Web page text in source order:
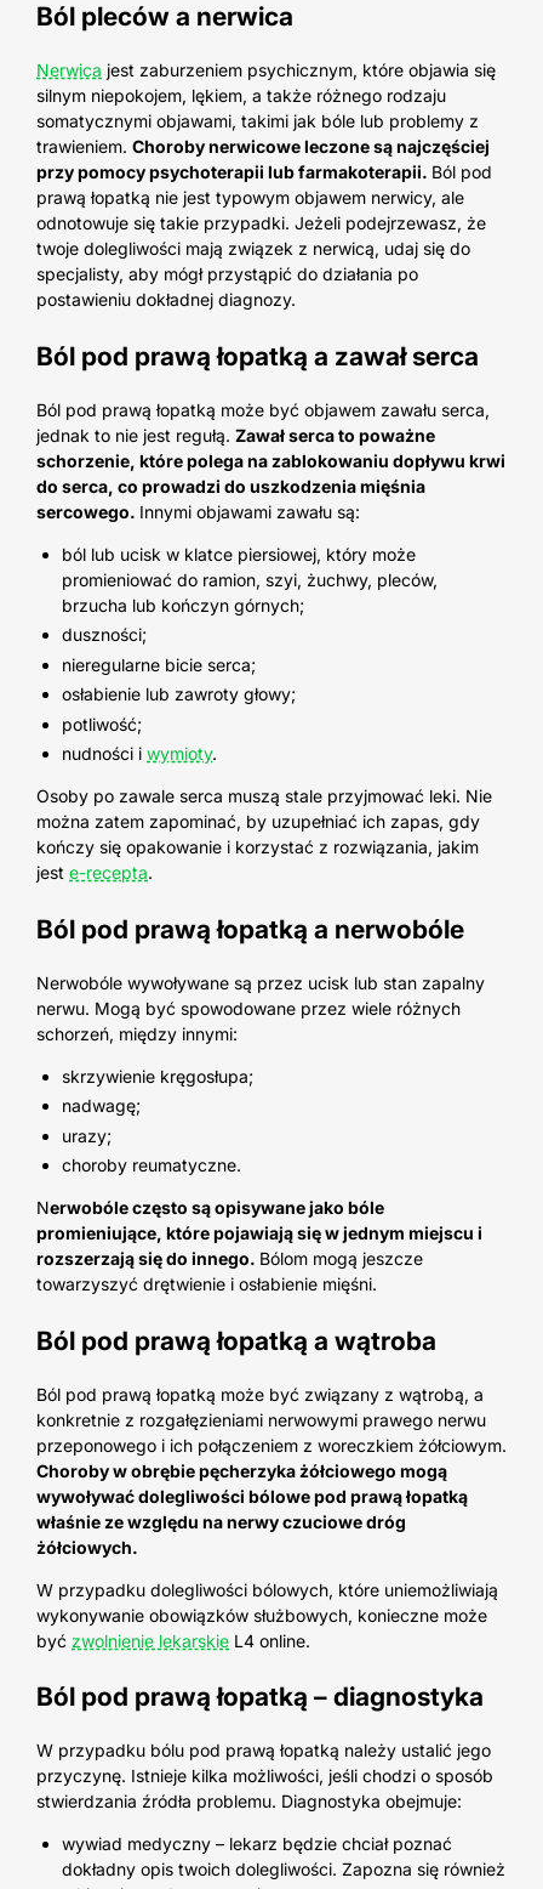
Ból pleców a nerwica
Nerwica jest zaburzeniem psychicznym, które objawia się
silnym niepokojem, lękiem, a także różnego rodzaju
somatycznymi objawami, takimi jak bóle lub problemy z
trawieniem. Choroby nerwicowe leczone są najczęściej
przy pomocy psychoterapii lub farmakoterapii. Ból pod
prawą łopatką nie jest typowym objawem nerwicy, ale
odnotowuje się takie przypadki. Jeżeli podejrzewasz, że
twoje dolegliwości mają związek z nerwicą, udaj się do
specjalisty, aby mógł przystąpić do działania po
postawieniu dokładnej diagnozy.
Ból pod prawą łopatką a zawał serca
Ból pod prawą łopatką może być objawem zawału serca,
jednak to nie jest regułą. Zawał serca to poważne
schorzenie, które polega na zablokowaniu dopływu krwi
do serca, co prowadzi do uszkodzenia mięśnia
sercowego. Innymi objawami zawału są:
ból lub ucisk w klatce piersiowej, który może
promieniować do ramion, szyi, żuchwy, pleców,
brzucha lub kończyn górnych;
duszności;
nieregularne bicie serca;
osłabienie lub zawroty głowy;
potliwość;
nudności i wymioty.
Osoby po zawale serca muszą stale przyjmować leki. Nie
można zatem zapominać, by uzupełniać ich zapas, gdy
kończy się opakowanie i korzystać z rozwiązania, jakim
jest e-recepta.
Ból pod prawą łopatką a nerwobóle
Nerwobóle wywoływane są przez ucisk lub stan zapalny
nerwu. Mogą być spowodowane przez wiele różnych
schorzeń, między innymi:
skrzywienie kręgosłupa;
nadwagę;
urazy;
choroby reumatyczne.
Nerwobóle często są opisywane jako bóle
promieniujące, które pojawiają się w jednym miejscu i
rozszerzają się do innego. Bólom mogą jeszcze
towarzyszyć drętwienie i osłabienie mięśni.
Ból pod prawą łopatką a wątroba
Ból pod prawą łopatką może być związany z wątrobą, a
konkretnie z rozgałęzieniami nerwowymi prawego nerwu
przeponowego i ich połączeniem z woreczkiem żółciowym.
Choroby w obrębie pęcherzyka żółciowego mogą
wywoływać dolegliwości bólowe pod prawą łopatką
właśnie ze względu na nerwy czuciowe dróg
żółciowych.
W przypadku dolegliwości bólowych, które uniemożliwiają
wykonywanie obowiązków służbowych, konieczne może
być zwolnienie lekarskie L4 online.
Ból pod prawą łopatką – diagnostyka
W przypadku bólu pod prawą łopatką należy ustalić jego
przyczynę. Istnieje kilka możliwości, jeśli chodzi o sposób
stwierdzania źródła problemu. Diagnostyka obejmuje:
wywiad medyczny – lekarz będzie chciał poznać
dokładny opis twoich dolegliwości. Zapozna się również